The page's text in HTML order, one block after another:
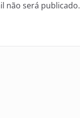
não será publicado.